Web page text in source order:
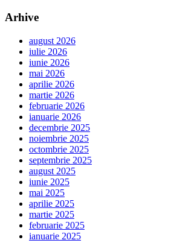
Arhive
august 2026
iulie 2026
iunie 2026
mai 2026
aprilie 2026
martie 2026
februarie 2026
ianuarie 2026
decembrie 2025
noiembrie 2025
octombrie 2025
septembrie 2025
august 2025
iunie 2025
mai 2025
aprilie 2025
martie 2025
februarie 2025
ianuarie 2025